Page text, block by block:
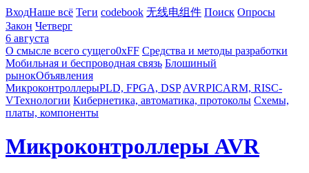
ВходНаше всё Теги codebook 无线电组件 Поиск Опросы
Закон Четверг
6 августа
О смысле всего сущего0xFF Средства и методы разработки
Мобильная и беспроводная связь Блошиный
рынокОбъявления
МикроконтроллерыPLD, FPGA, DSP AVRPICARM, RISC-
VТехнологии Кибернетика, автоматика, протоколы Схемы,
платы, компоненты
Микроконтроллеры AVR